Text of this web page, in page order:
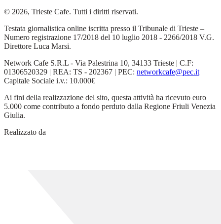
© 2026, Trieste Cafe. Tutti i diritti riservati.
Testata giornalistica online iscritta presso il Tribunale di Trieste –
Numero registrazione 17/2018 del 10 luglio 2018 - 2266/2018 V.G.
Direttore Luca Marsi.
Network Cafe S.R.L - Via Palestrina 10, 34133 Trieste | C.F:
01306520329 | REA: TS - 202367 | PEC: networkcafe@pec.it |
Capitale Sociale i.v.: 10.000€
Ai fini della realizzazione del sito, questa attività ha ricevuto euro
5.000 come contributo a fondo perduto dalla Regione Friuli Venezia
Giulia.
Realizzato da